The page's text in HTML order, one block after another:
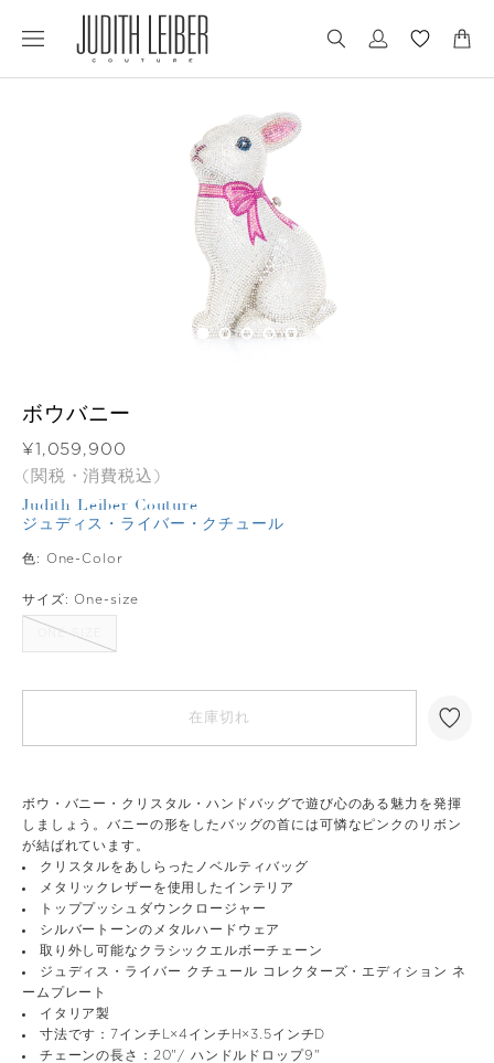
to
to
ボウバニー
価格
¥1,059,900
(関税・消費税込)
Judith Leiber Couture
ジュディス・ライバー・クチュール
色: One-Color
サイズ: One-size
ONE-SIZE
在庫切れ
ボウ・バニー・クリスタル・ハンドバッグで遊び心のある魅力を発揮
しましょう。バニーの形をしたバッグの首には可憐なピンクのリボン
が結ばれています。
クリスタルをあしらったノベルティバッグ
メタリックレザーを使用したインテリア
トッププッシュダウンクロージャー
シルバートーンのメタルハードウェア
取り外し可能なクラシックエルボーチェーン
ジュディス・ライバー クチュール コレクターズ・エディション ネ
ームプレート
イタリア製
寸法です：7インチL×4インチH×3.5インチD
チェーンの長さ：20"/ ハンドルドロップ9"